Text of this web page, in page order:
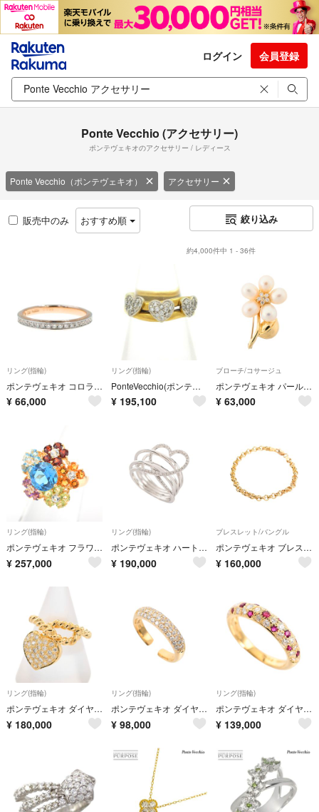
ログイン 会員登録
Ponte Vecchio (アクセサリー)
ポンテヴェキオのアクセサリー / レディース
Ponte Vecchio（ポンテヴェキオ） アクセサリー
販売中のみ おすすめ順 絞り込み
約4,000件中 1 - 36件
リング(指輪)
ポンテヴェキオ コロラートダイヤリング/彩#10 【無料ギフトラッピング】【Aランク】【中古】
¥ 66,000
リング(指輪)
PonteVecchio(ポンテヴェキオ) リング K18YG×ダイヤモンド ハート/パヴェダイヤ約0.21ct/総重量6.4g
¥ 195,100
ブローチ/コサージュ
ポンテヴェキオ パール ブローチ 6255360
¥ 63,000
リング(指輪)
ポンテヴェキオ フラワーモチーフ 6255339
¥ 257,000
リング(指輪)
ポンテヴェキオ ハート 6254745
¥ 190,000
ブレスレット/バングル
ポンテヴェキオ ブレスレット 6252378
¥ 160,000
リング(指輪)
ポンテヴェキオ ダイヤ リング 6252334
¥ 180,000
リング(指輪)
ポンテヴェキオ ダイヤ リング 6251229
¥ 98,000
リング(指輪)
ポンテヴェキオ ダイヤ リング 6250924
¥ 139,000